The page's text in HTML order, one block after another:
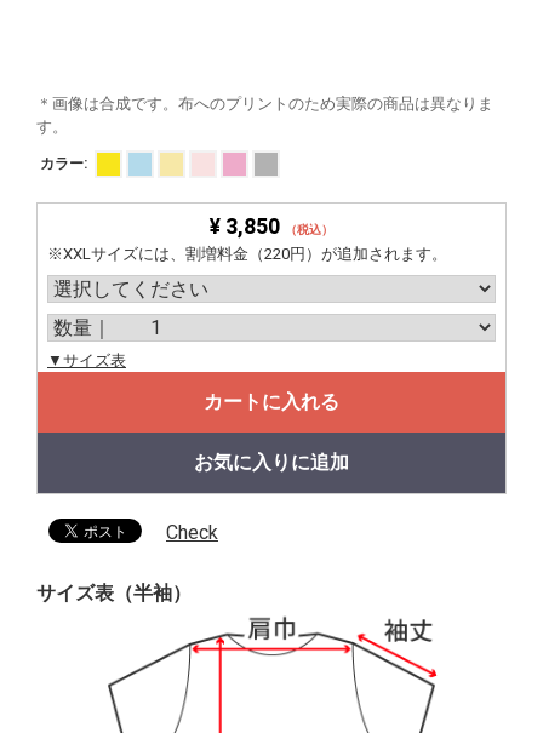
＊画像は合成です。布へのプリントのため実際の商品は異なりま
す。
カラー:
¥ 3,850 （税込）
※XXLサイズには、割増料金（220円）が追加されます。
▼サイズ表
カートに入れる
お気に入りに追加
Check
サイズ表（半袖）